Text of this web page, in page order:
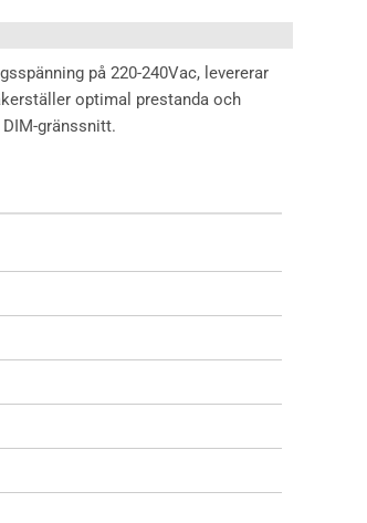
på 220-240Vac, levererar
optimal prestanda och
gränssnitt.